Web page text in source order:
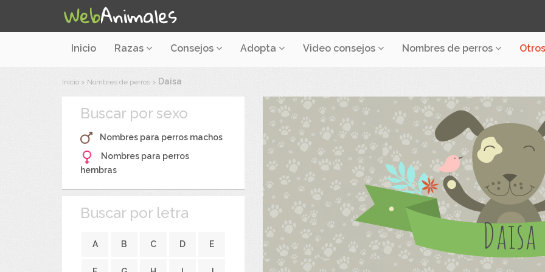
Inicio Razas Consejos Adopta Video consejos Nombres de perros
Inicio > Nombres de perros > Daisa
Buscar por sexo
Nombres para perros machos
Nombres para perros
hembras
Buscar por letra
A B C D E Daisa